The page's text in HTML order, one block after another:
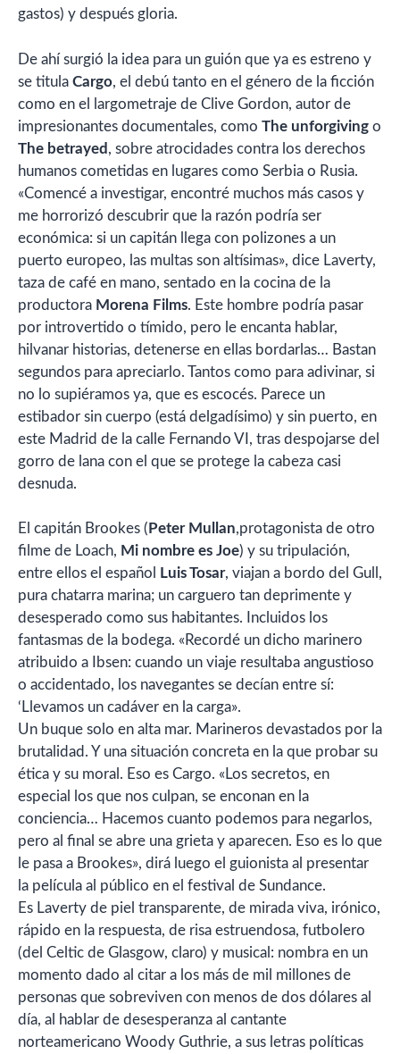
gastos) y después gloria.
De ahí surgió la idea para un guión que ya es estreno y
se titula Cargo, el debú tanto en el género de la ficción
como en el largometraje de Clive Gordon, autor de
impresionantes documentales, como The unforgiving o
The betrayed , sobre atrocidades contra los derechos
humanos cometidas en lugares como Serbia o Rusia.
«Comencé a investigar, encontré muchos más casos y
me horrorizó descubrir que la razón podría ser
económica: si un capitán llega con polizones a un
puerto europeo, las multas son altísimas», dice Laverty,
taza de café en mano, sentado en la cocina de la
productora Morena Films. Este hombre podría pasar
por introvertido o tímido, pero le encanta hablar,
hilvanar historias, detenerse en ellas bordarlas… Bastan
segundos para apreciarlo. Tantos como para adivinar, si
no lo supiéramos ya, que es escocés. Parece un
estibador sin cuerpo (está delgadísimo) y sin puerto, en
este Madrid de la calle Fernando VI, tras despojarse del
gorro de lana con el que se protege la cabeza casi
desnuda.
El capitán Brookes ( Peter Mullan,protagonista de otro
filme de Loach, Mi nombre es Joe) y su tripulación,
entre ellos el español
Luis Tosar, viajan a bordo del Gull,
pura chatarra marina; un carguero tan deprimente y
desesperado como sus habitantes. Incluidos los
fantasmas de la bodega. «Recordé un dicho marinero
atribuido a Ibsen: cuando un viaje resultaba angustioso
o accidentado, los navegantes se decían entre sí:
‘Llevamos un cadáver en la carga».
Un buque solo en alta mar. Marineros devastados por la
brutalidad. Y una situación concreta en la que probar su
ética y su moral. Eso es Cargo. «Los secretos, en
especial los que nos culpan, se enconan en la
conciencia… Hacemos cuanto podemos para negarlos,
pero al final se abre una grieta y aparecen. Eso es lo que
le pasa a Brookes», dirá luego el guionista al presentar
la película al público en el festival de Sundance.
Es Laverty de piel transparente, de mirada viva, irónico,
rápido en la respuesta, de risa estruendosa, futbolero
(del Celtic de Glasgow, claro) y musical: nombra en un
momento dado al citar a los más de mil millones de
personas que sobreviven con menos de dos dólares al
día, al hablar de desesperanza al cantante
norteamericano Woody Guthrie, a sus letras políticas